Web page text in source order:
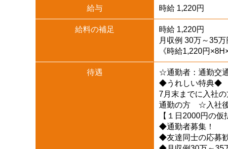
給与 時給 1,220円
給料の補足
時給 1,220円
月収例 30万～35万
《時給1,220円
待遇
☆通勤者：通勤交
◆うれしい特典◆
7月末までに入社の
通勤の方 ☆入社後
【１日2000円の
◆通勤者募集！
◆友達同士の応募